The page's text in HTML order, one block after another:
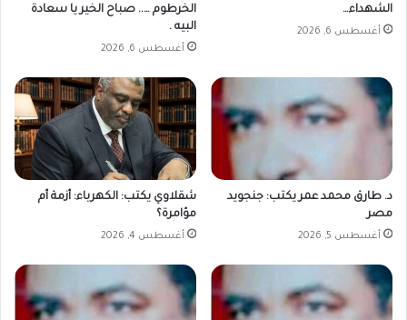
الشهداء…
أغسطس 6, 2026
الخرطوم ….. صباح الخير يا سعادة
البيه .
أغسطس 6, 2026
د. طارق محمد عمر يكتب: جنجويد
مصر
أغسطس 5, 2026
شقلاوي يكتب: الكهرباء: أزمة أم
مؤامرة؟
أغسطس 4, 2026